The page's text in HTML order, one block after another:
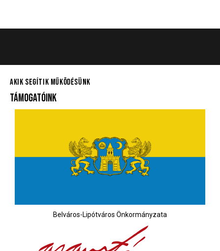
AKIK SEGÍTIK MŰKÖDÉSÜNK
TÁMOGATÓINK
Belváros-Lipótváros Önkormányzata